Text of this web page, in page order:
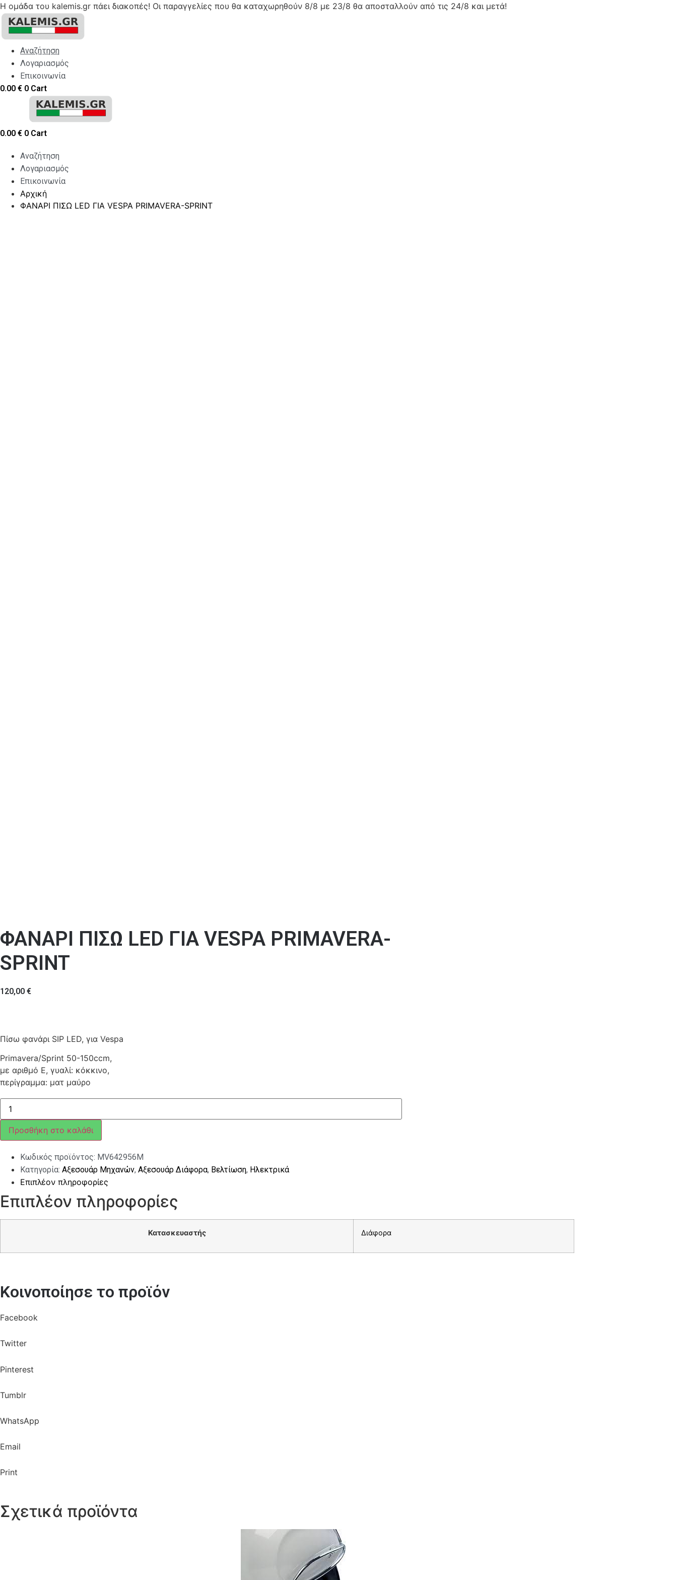
Η ομάδα του kalemis.gr πάει διακοπές! Οι παραγγελίες που θα καταχωρηθούν 8/8 με 23/8 θα αποσταλλούν από τις 24/8 και μετά!
Skip
content
Αναζήτηση
Λογαριασμός
Επικοινωνία
0.00 € 0 Cart
0.00 € 0 Cart
Αναζήτηση
Λογαριασμός
Επικοινωνία
Αρχική
ΦΑΝΑΡΙ ΠΙΣΩ LED ΓΙΑ VESPA PRIMAVERA-SPRINT
ΦΑΝΑΡΙ ΠΙΣΩ LED ΓΙΑ VESPA PRIMAVERA-
SPRINT
120,00 €
Πίσω φανάρι SIP LED, για Vespa
Primavera/Sprint 50-150ccm,
με αριθμό E, γυαλί: κόκκινο,
περίγραμμα: ματ μαύρο
ΦΑΝΑΡΙ
ΠΙΣΩ
LED
ΓΙΑ
VESPA
PRIMAVERA-
ποσότητα
Προσθήκη στο καλάθι
Κωδικός προϊόντος: MV642956M
Κατηγορία: Αξεσουάρ Μηχανών, Αξεσουάρ Διάφορα, Βελτίωση, Ηλεκτρικά
Επιπλέον πληροφορίες
Επιπλέον πληροφορίες
Κατασκευαστής Διάφορα
Κοινοποίησε το προϊόν
Facebook
Twitter
Pinterest
Tumblr
WhatsApp
Email
Print
Σχετικά προϊόντα